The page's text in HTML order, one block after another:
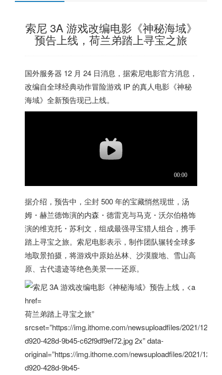
索尼 3A 游戏改编电影《神秘海域》
预告上线，荷兰弟踏上寻宝之旅
国外服务器 12 月 24 日消息，据索尼电影官方消息，
改编自全球经典动作冒险游戏 IP 的真人电影《神秘
海域》全新预告现已上线。
据介绍，预告中，尘封 500 年的宝藏悄然现世，汤
姆・赫兰德饰演的内森・德雷克与马克・沃尔伯格饰
演的维克托・苏利文，组成最强寻宝猎人组合，携手
踏上寻宝之旅。索尼电影表示，制作团队辗转全球多
地取景拍摄，将游戏中原始丛林、沙漠腹地、雪山高
原、古代遗迹等绝色美景一一还原。
荷兰弟踏上寻宝之旅”
srcset=”https://img.ithome.com/newsuploadfiles/2021/12/
d920-428d-9b45-c62f9df9ef72.jpg 2x” data-
original=”https://img.ithome.com/newsuploadfiles/2021/12/
d920-428d-9b45-